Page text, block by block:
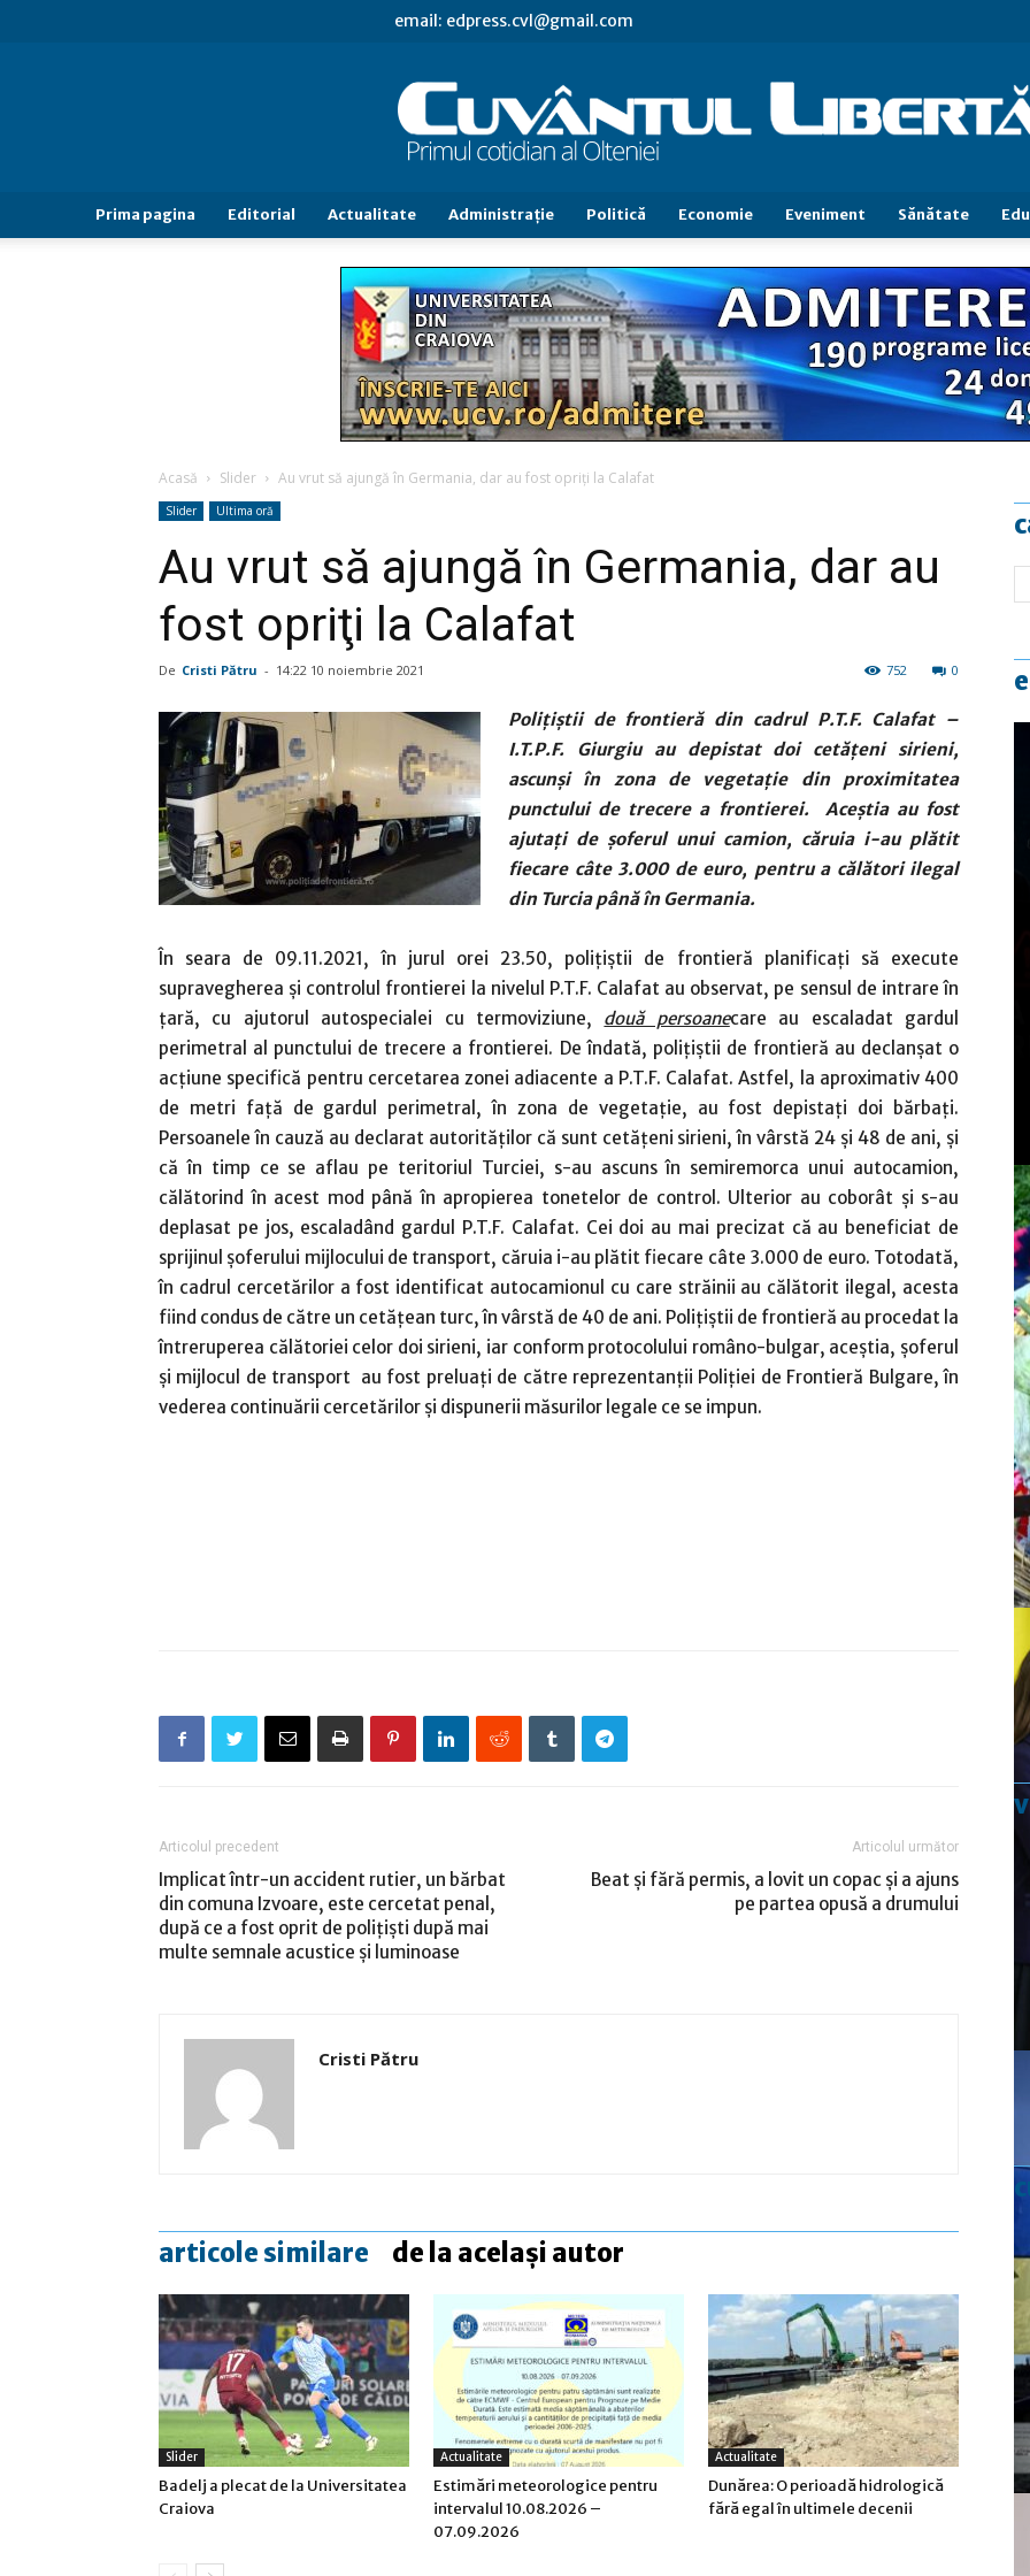
email: edpress.cvl@gmail.com
Cuvântul
Libertăţii
Prima pagina Editorial Actualitate Administraţie Politică Economie Eveniment Sănătate
Acasă Slider Au vrut să ajungă în Germania, dar au fost opriţi la Calafat
Slider Ultima oră
Au vrut să ajungă în Germania, dar au
fost opriţi la Calafat
De Cristi Pătru - 14:22 10 noiembrie 2021 0
752
Polițiștii de frontieră din cadrul P.T.F. Calafat –
I.T.P.F. Giurgiu au depistat doi cetățeni sirieni,
ascunși în zona de vegetație din proximitatea
punctului de trecere a frontierei. Aceștia au fost
ajutați de șoferul unui camion, căruia i-au plătit
fiecare câte 3.000 de euro, pentru a călători ilegal
din Turcia până în Germania.
În seara de 09.11.2021, în jurul orei 23.50, polițiștii de frontieră planificați să execute
supravegherea și controlul frontierei la nivelul P.T.F. Calafat au observat, pe sensul de intrare în
țară, cu ajutorul autospecialei cu termoviziune, două persoanecare au escaladat gardul
perimetral al punctului de trecere a frontierei. De îndată, poliţiştii de frontieră au declanșat o
acțiune specifică pentru cercetarea zonei adiacente a P.T.F. Calafat. Astfel, la aproximativ 400
de metri față de gardul perimetral, în zona de vegetație, au fost depistați doi bărbați.
Persoanele în cauză au declarat autorităților că sunt cetățeni sirieni, în vârstă 24 și 48 de ani, și
că în timp ce se aflau pe teritoriul Turciei, s-au ascuns în semiremorca unui autocamion,
călătorind în acest mod până în apropierea tonetelor de control. Ulterior au coborât și s-au
deplasat pe jos, escaladând gardul P.T.F. Calafat. Cei doi au mai precizat că au beneficiat de
sprijinul șoferului mijlocului de transport, căruia i-au plătit fiecare câte 3.000 de euro. Totodată,
în cadrul cercetărilor a fost identificat autocamionul cu care străinii au călătorit ilegal, acesta
fiind condus de către un cetățean turc, în vârstă de 40 de ani. Polițiștii de frontieră au procedat la
întreruperea călătoriei celor doi sirieni, iar conform protocolului româno-bulgar, aceștia, șoferul
și mijlocul de transport au fost preluați de către reprezentanții Poliţiei de Frontieră Bulgare, în
vederea continuării cercetărilor şi dispunerii măsurilor legale ce se impun.
Articolul precedent
Implicat într-un accident rutier, un bărbat
din comuna Izvoare, este cercetat penal,
după ce a fost oprit de poliţişti după mai
multe semnale acustice şi luminoase
Articolul următor
Beat și fără permis, a lovit un copac și a ajuns
pe partea opusă a drumului
Cristi Pătru
articole similare de la același autor
Slider
Badelj a plecat de la Universitatea
Craiova
Actualitate
Estimări meteorologice pentru
intervalul 10.08.2026 –
07.09.2026
Actualitate
Dunărea: O perioadă hidrologică
fără egal în ultimele decenii